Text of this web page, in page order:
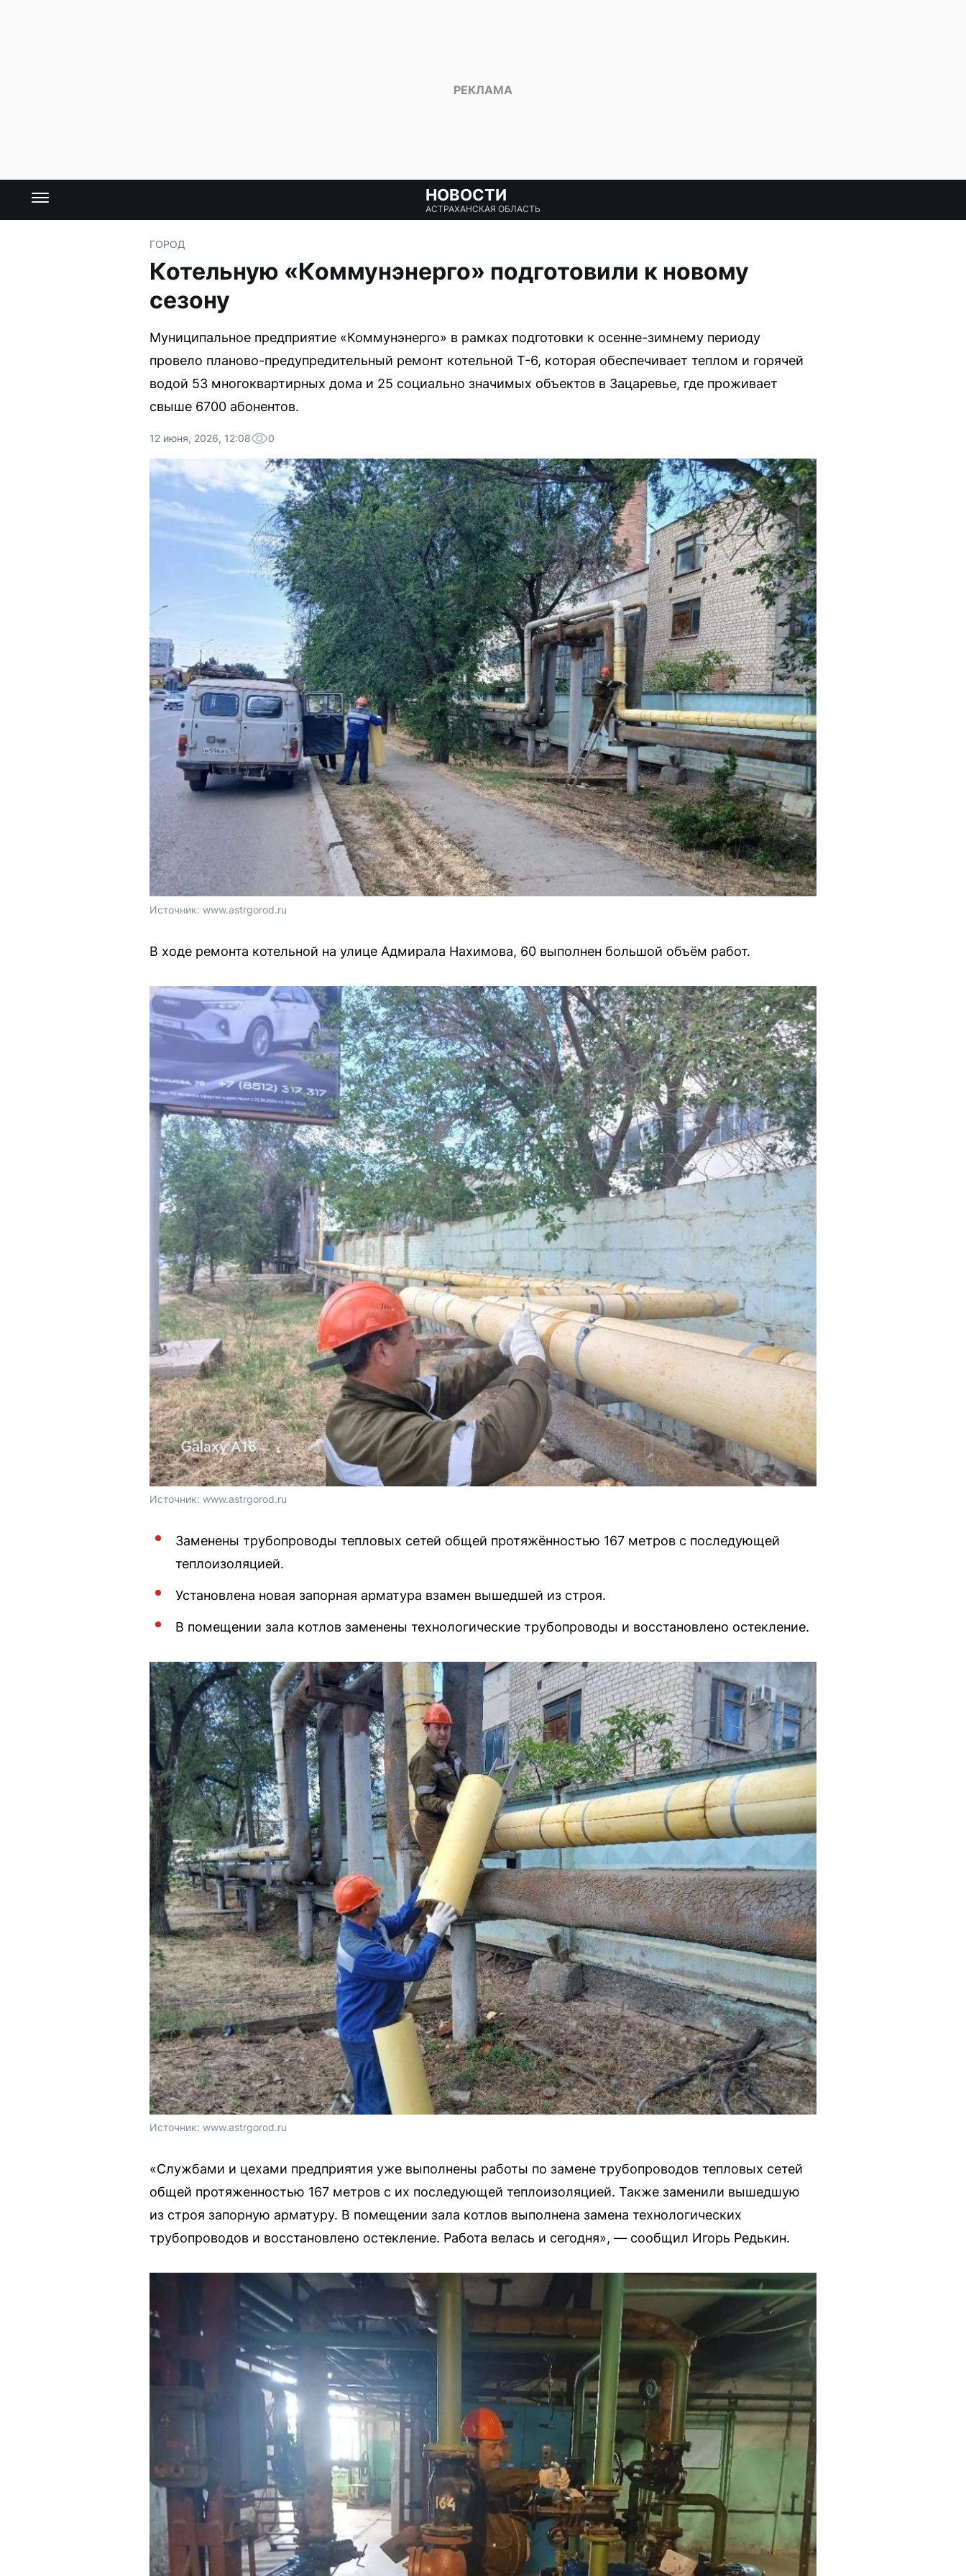
НОВОСТИ
АСТРАХАНСКАЯ ОБЛАСТЬ
ГОРОД
Котельную «Коммунэнерго» подготовили к новому
сезону
Муниципальное предприятие «Коммунэнерго» в рамках подготовки к осенне-зимнему периоду
провело планово-предупредительный ремонт котельной Т-6, которая обеспечивает теплом и горячей
водой 53 многоквартирных дома и 25 социально значимых объектов в Зацаревье, где проживает
свыше 6700 абонентов.
12 июня, 2026, 12:08 0
Источник: www.astrgorod.ru
В ходе ремонта котельной на улице Адмирала Нахимова, 60 выполнен большой объём работ.
Источник: www.astrgorod.ru
Заменены трубопроводы тепловых сетей общей протяжённостью 167 метров с последующей
теплоизоляцией.
Установлена новая запорная арматура взамен вышедшей из строя.
В помещении зала котлов заменены технологические трубопроводы и восстановлено остекление.
Источник: www.astrgorod.ru
«Службами и цехами предприятия уже выполнены работы по замене трубопроводов тепловых сетей
общей протяженностью 167 метров с их последующей теплоизоляцией. Также заменили вышедшую
из строя запорную арматуру. В помещении зала котлов выполнена замена технологических
трубопроводов и восстановлено остекление. Работа велась и сегодня», — сообщил Игорь Редькин.